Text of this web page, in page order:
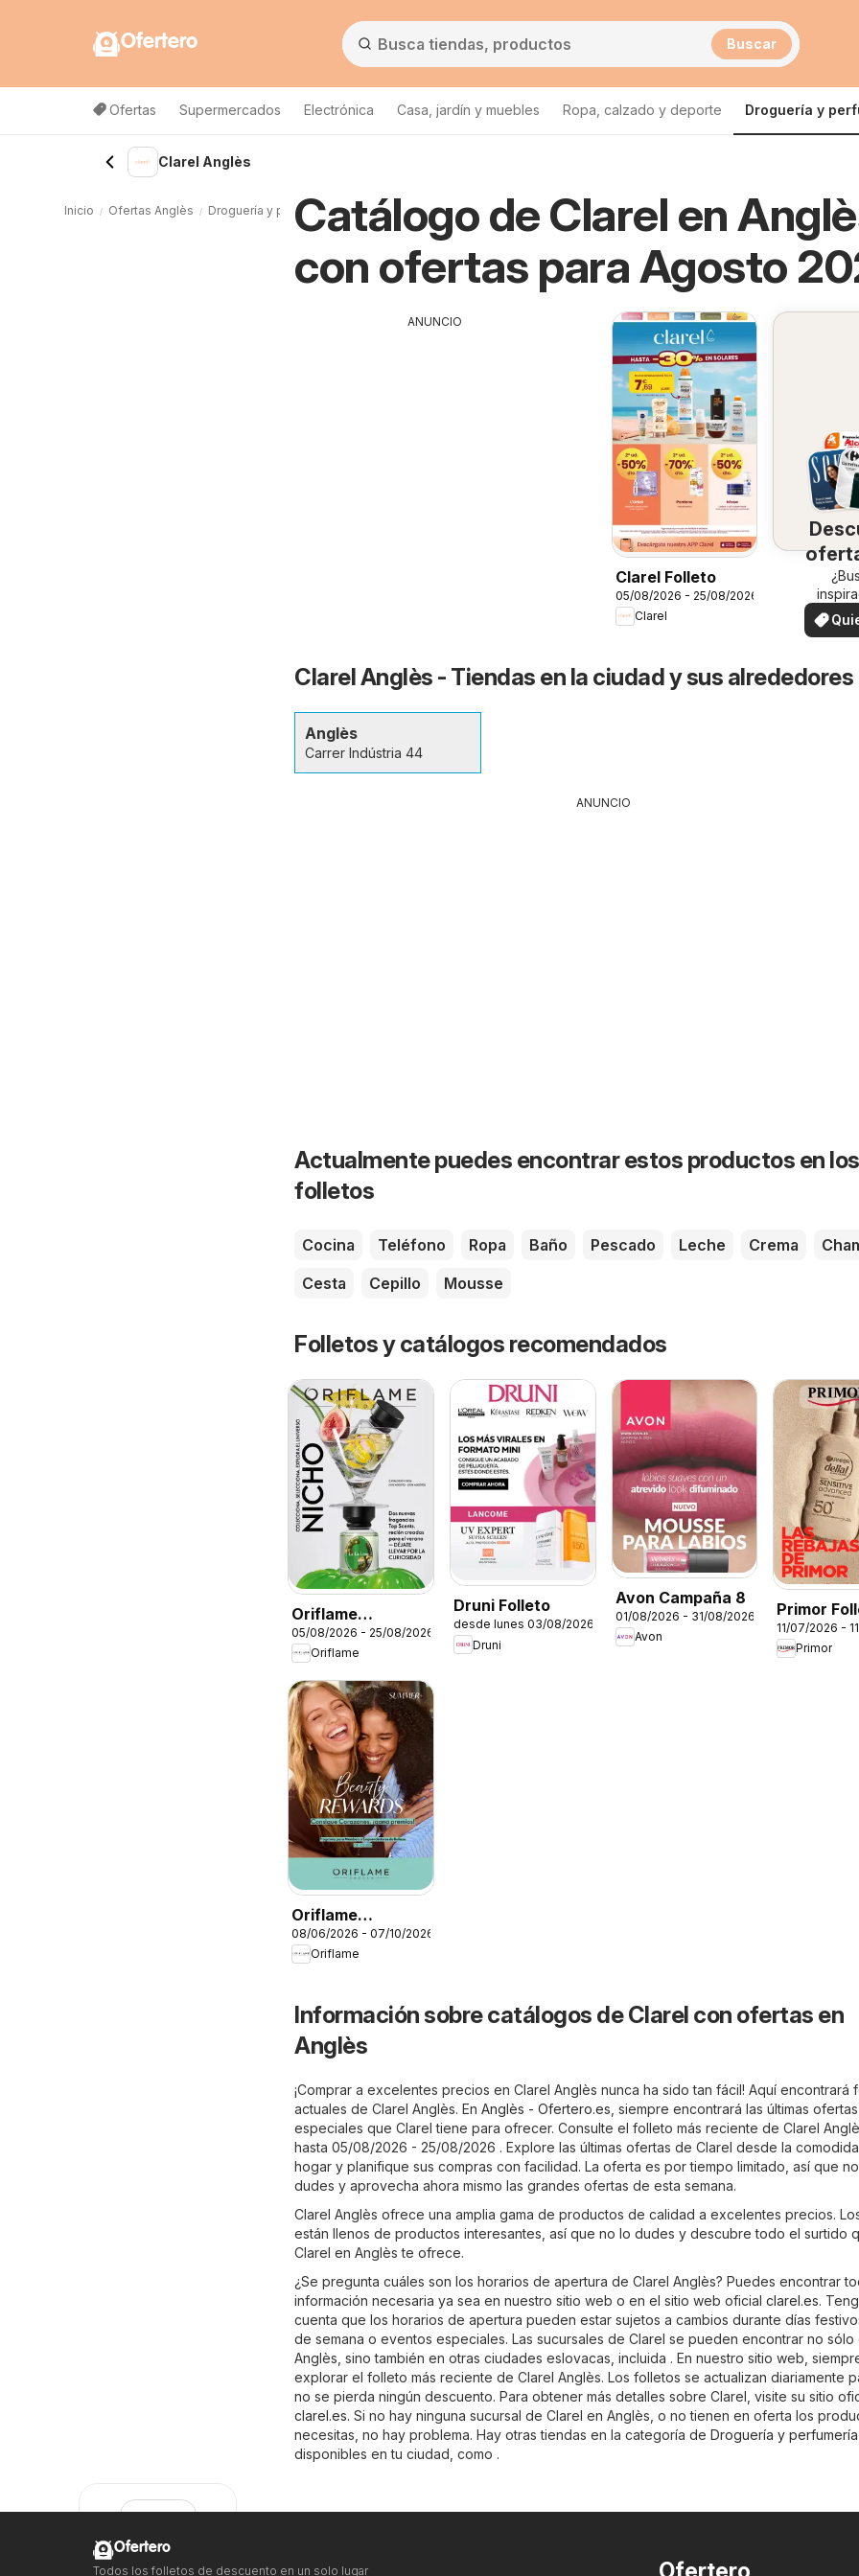
Ofertero Buscar
Ofertas Supermercados Electrónica Casa, jardín y muebles Ropa, calzado y deporte Droguería y
Clarel Anglès
Catálogo de Clarel en
con ofertas para Agosto
ANUNCIO
Clarel Folleto
05/08/2026 - 25/08/2026
Clarel
su
¡Vea
en su
ver
Clarel Anglès - Tiendas en la ciudad y sus alrededores
Anglès
Carrer Indústria 44
ANUNCIO
Actualmente puedes encontrar estos productos en los
folletos
Cocina Teléfono Ropa Baño Pescado Leche Crema
Cesta
Cepillo Mousse
Folletos y catálogos recomendados
Oriflame
Catálogo
Campaña 11
05/08/2026 - 25/08/2026
Oriflame
Druni Folleto
desde lunes 03/08/2026
Druni
Avon Campaña 8
01/08/2026 - 31/08/2026
Avon
Primor
11/07/2026 -
Primor
Oriflame
Catálogo Beauty
Rewards
08/06/2026 - 07/10/2026
Oriflame
Información sobre catálogos de Clarel con ofertas en
Anglès
¡Comprar a excelentes precios en Clarel Anglès nunca ha sido tan fácil! Aquí encontrará
actuales de Clarel Anglès. En Anglès - Ofertero.es , siempre encontrará las últimas ofertas
especiales que Clarel tiene para ofrecer. Consulte el folleto más reciente de Clarel
hasta 05/08/2026 - 25/08/2026 . Explore las últimas ofertas de Clarel desde la
hogar y planifique sus compras con facilidad. La oferta es por tiempo limitado, así que
dudes y aprovecha ahora mismo las grandes ofertas de esta semana.
Clarel Anglès ofrece una amplia gama de productos de calidad a excelentes precios.
están llenos de productos interesantes, así que no lo dudes y descubre todo el surtido
Clarel en Anglès te ofrece.
¿Se pregunta cuáles son los horarios de apertura de Clarel Anglès? Puedes encontrar
información necesaria ya sea en nuestro sitio web o en el sitio web oficial clarel.es.
cuenta que los horarios de apertura pueden estar sujetos a cambios durante días
de semana o eventos especiales. Las sucursales de Clarel se pueden encontrar no sólo
Anglès, sino también en otras ciudades eslovacas, incluida . En nuestro sitio web,
explorar el folleto más reciente de Clarel Anglès. Los folletos se actualizan diariamente
no se pierda ningún descuento. Para obtener más detalles sobre Clarel, visite su sitio
clarel.es. Si no hay ninguna sucursal de Clarel en Anglès, o no tienen en oferta los
necesitas, no hay problema. Hay otras tiendas en la categoría de Droguería y perfumería
disponibles en tu ciudad, como .
Inicio Ofertas Anglès Droguería y perfumería Anglès Clarel Anglès
Ofertero
Todos los folletos de descuento en un solo lugar